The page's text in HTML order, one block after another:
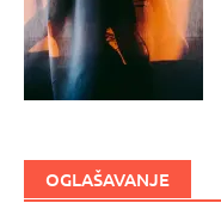
OGLAŠAVANJE